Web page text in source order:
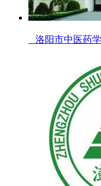
洛阳市中医药